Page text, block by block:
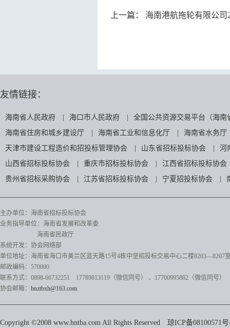
上一篇： 海南港航拖轮有限公司2026年期租
友情链接：
海南省人民政府 海口市人民政府
全国公共资源交易平台（海南
海南省住房和城乡建设厅
海南省工业和信息化厅
海南省水务厅
天津市建设工程造价和招投标管理协会
山东省招标投标协会
河
山西省招标投标协会
重庆市招标投标协会
江西省招标投标协会
贵州省招标采购协会
江苏省招标投标协会 宁夏招投标协会
主办单位：海南省招标投标协会
业务指导单位：海南省发展和改革委
海南省民政厅
系统开发：协会网络部
单位地址：海南省海口市美兰区蓝天路15号4栋中坚招投标交易中心二楼8203—8207
邮政编码：570000
联系方式：0898-66732251 17789813119（微信同号）
、17700995882 （微信同号）
协会邮箱： hnztbxh@163.com
Copyright ©2008 www.hntba.com All Rights Reserved 琼ICP备08100571